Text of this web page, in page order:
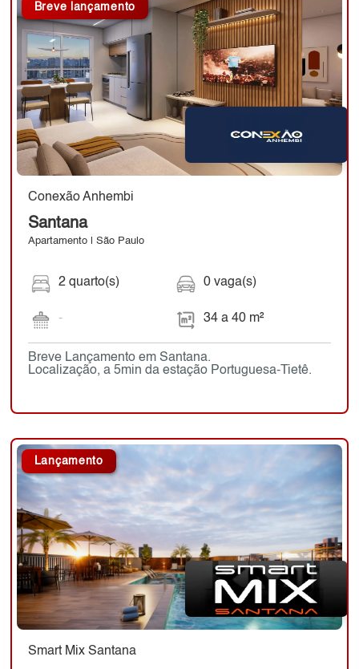
Breve lançamento
Conexão Anhembi
Santana
Apartamento | São Paulo
2 quarto(s)
-
0 vaga(s)
34 a 40 m²
Breve Lançamento em Santana.
Localização, a 5min da estação Portuguesa-Tietê.
Lançamento
Smart Mix Santana